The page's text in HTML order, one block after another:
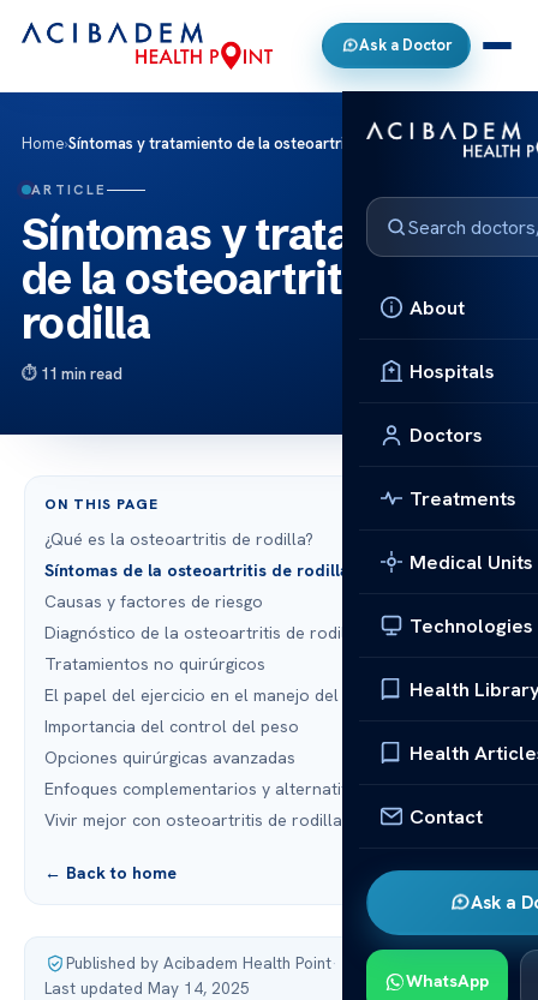
Ask a Doctor
About
Hospitals
Doctors
Treatments
Medical Units
Technologies
Health
Health
Contact
Ask a
WhatsApp
Home›Síntomas y tratamiento de la osteoartritis de rodilla
ARTICLE
Síntomas y tratamiento
de la osteoartritis de
rodilla
11 min read
ON THIS PAGE
¿Qué es la osteoartritis de rodilla?
Síntomas de la osteoartritis de rodilla
Causas y factores de riesgo
Diagnóstico de la osteoartritis de rodilla
Tratamientos no quirúrgicos
El papel del ejercicio en el manejo del dolor
Importancia del control del peso
Opciones quirúrgicas avanzadas
Enfoques complementarios y alternativos
Vivir mejor con osteoartritis de rodilla
← Back to home
Published by Acibadem Health Point·
Last updated May 14, 2025